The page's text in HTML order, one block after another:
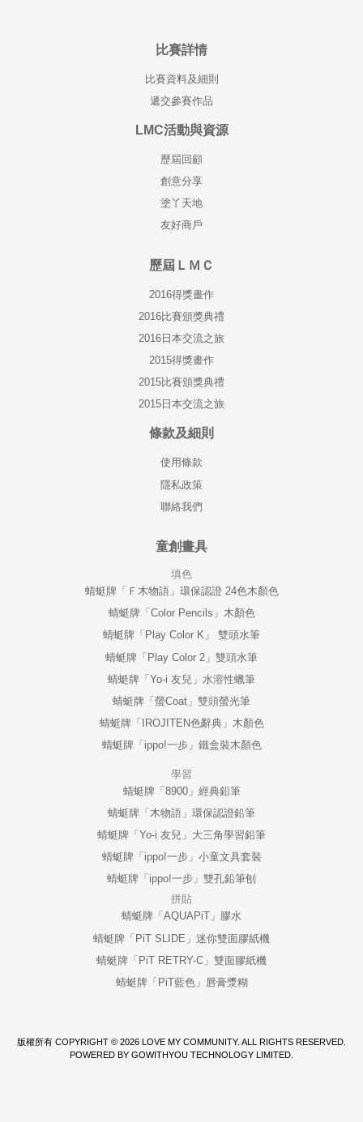
比賽詳情
比賽資料及細則
遞交參賽作品
LMC活動與資源
歷屆回顧
創意分享
塗丫天地
友好商戶
歷屆ＬＭＣ
2016得獎畫作
2016比賽頒獎典禮
2016日本交流之旅
2015得獎畫作
2015比賽頒獎典禮
2015日本交流之旅
條款及細則
使用條款
隱私政策
聯絡我們
童創畫具
填色
蜻蜓牌「Ｆ木物語」環保認證 24色木顏色
蜻蜓牌「Color Pencils」木顏色
蜻蜓牌「Play Color K」 雙頭水筆
蜻蜓牌「Play Color 2」雙頭水筆
蜻蜓牌「Yo-i 友兒」水溶性蠟筆
蜻蜓牌「螢Coat」雙頭螢光筆
蜻蜓牌「IROJITEN色辭典」木顏色
蜻蜓牌「ippo!一步」鐵盒裝木顏色
學習
蜻蜓牌「8900」經典鉛筆
蜻蜓牌「木物語」環保認證鉛筆
蜻蜓牌「Yo-i 友兒」大三角學習鉛筆
蜻蜓牌「ippo!一步」小童文具套裝
蜻蜓牌「ippo!一步」雙孔鉛筆刨
拼貼
蜻蜓牌「AQUAPiT」膠水
蜻蜓牌「PiT SLIDE」迷你雙面膠紙機
蜻蜓牌「PiT RETRY-C」雙面膠紙機
蜻蜓牌「PiT藍色」唇膏漿糊
版權所有 COPYRIGHT © 2026 LOVE MY COMMUNITY. ALL RIGHTS RESERVED.
POWERED BY GOWITHYOU TECHNOLOGY LIMITED.